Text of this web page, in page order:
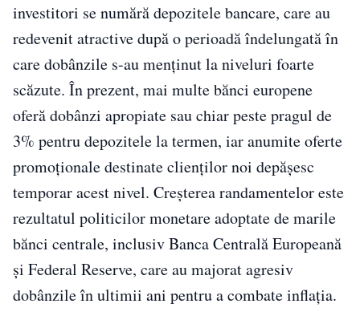
investitori se numără depozitele bancare, care au
redevenit atractive după o perioadă îndelungată în
care dobânzile s-au menținut la niveluri foarte
scăzute. În prezent, mai multe bănci europene
oferă dobânzi apropiate sau chiar peste pragul de
3% pentru depozitele la termen, iar anumite oferte
promoționale destinate clienților noi depășesc
temporar acest nivel. Creșterea randamentelor este
rezultatul politicilor monetare adoptate de marile
bănci centrale, inclusiv Banca Centrală Europeană
și Federal Reserve, care au majorat agresiv
dobânzile în ultimii ani pentru a combate inflația.